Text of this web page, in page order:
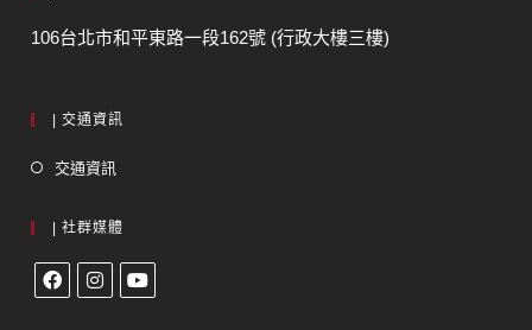
106台北市和平東路一段162號 (行政大樓三樓)
| 交通資訊
交通資訊
| 社群媒體